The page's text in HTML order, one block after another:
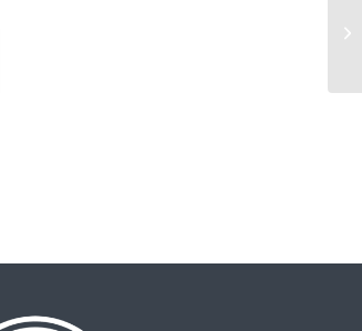
El